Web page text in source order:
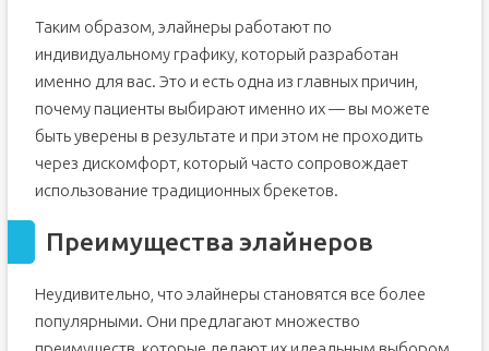
Таким образом, элайнеры работают по
индивидуальному графику, который разработан
именно для вас. Это и есть одна из главных причин,
почему пациенты выбирают именно их — вы можете
быть уверены в результате и при этом не проходить
через дискомфорт, который часто сопровождает
использование традиционных брекетов.
Преимущества элайнеров
Неудивительно, что элайнеры становятся все более
популярными. Они предлагают множество